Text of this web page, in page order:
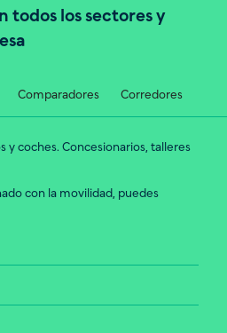
todos los sectores y
Comparadores Corredores
y coches. Concesionarios, talleres
con la movilidad, puedes